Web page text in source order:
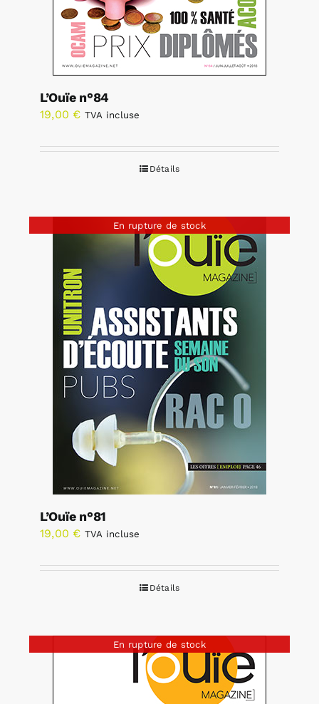
L’Ouïe n°84
19,00 € TVA incluse
Détails
En rupture de stock
L’Ouïe n°81
19,00 € TVA incluse
Détails
En rupture de stock